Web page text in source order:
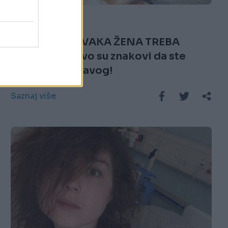
29.01.19. 17:41
TEKST KOJI SVAKA ŽENA TREBA
PROČITATI: Ovo su znakovi da ste
PRONAŠLE pravog!
Saznaj više